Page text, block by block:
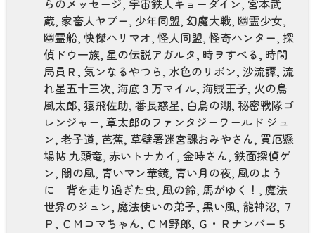
らのメッセージ, 宇宙鉄人キョーダイン, 宮本武
蔵, 家畜人ヤプー, 少年同盟, 幻魔大戦, 幽霊少女,
幽霊船, 快傑ハリマオ, 怪人同盟, 怪奇ハンター, 探
偵ドウ一族, 星の伝説アガルタ, 時ヲすべる, 時間
局員Ｒ , 気ンなるやつら, 水色のリボン, 沙流譚, 流
れ星五十三次, 海底３万マイル, 海賊王子, 火の鳥
風太郎, 猿飛佐助, 番長惑星, 白鳥の湖, 秘密戦隊ゴ
レンジャー, 章太郎のファンタジーワールド ジュ
ン, 老子道, 芭蕉, 草壁署迷宮課おみやさん, 買厄懸
場帖 九頭竜, 赤いトナカイ , 金時さん, 鉄面探偵ゲ
ン, 闇の風, 青いマン華鏡, 青い月の夜, 風のよう
に 背を走り過ぎた虫, 風の鈴, 馬がゆく！ , 魔法
世界のジュン, 魔法使いの弟子, 黒い風, 龍神沼, ７
Ｐ , ＣＭコマちゃん, ＣＭ野郎, Ｇ・Ｒナンバー５